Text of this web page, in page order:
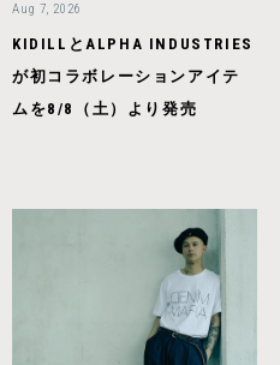
Aug 7, 2026
KIDILLとALPHA INDUSTRIES
が初コラボレーションアイテ
ムを8/8（土）より発売